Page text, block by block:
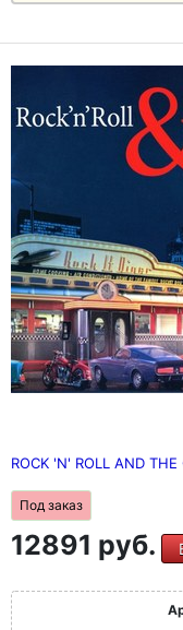
ROCK 'N' ROLL AND THE
Под заказ
12891 руб.